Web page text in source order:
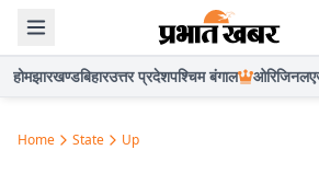
होमझारखण्डबिहारउत्तर प्रदेशपश्चिम बंगाल ओरिजिनल
Home State Up